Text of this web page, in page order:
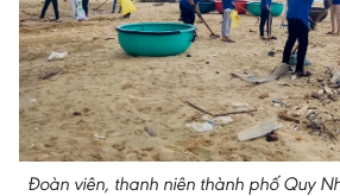
Đoàn viên, thanh niên thành phố Quy